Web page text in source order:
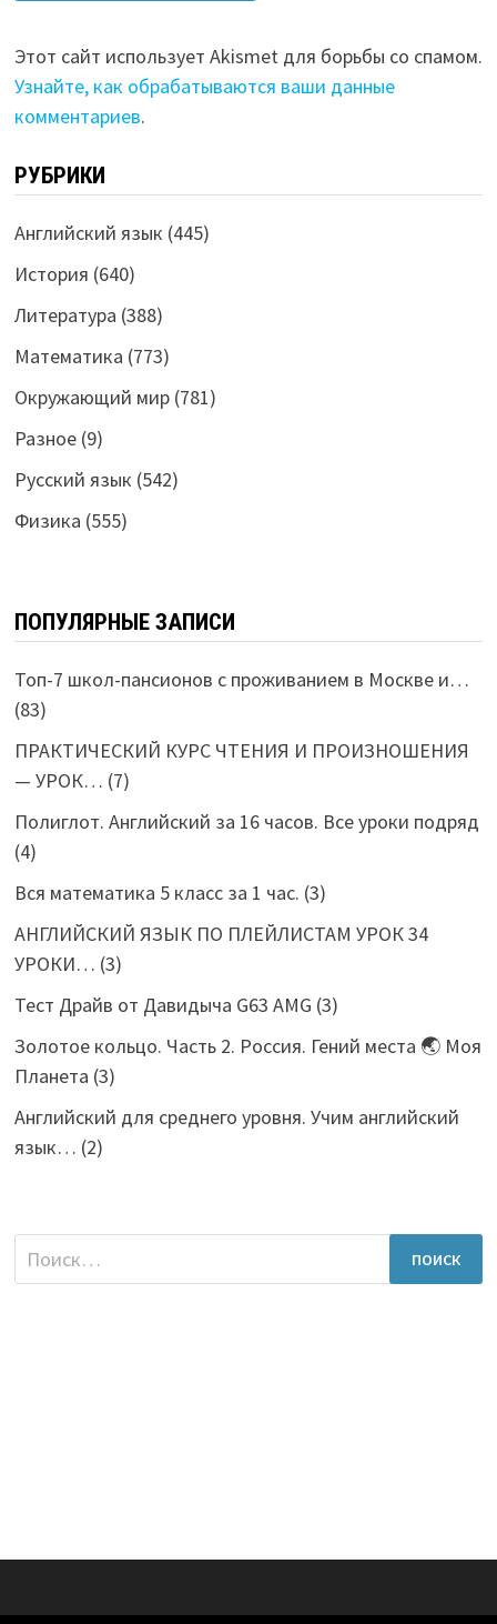
Этот сайт использует Akismet для борьбы со спамом.
Узнайте, как обрабатываются ваши данные
комментариев.
РУБРИКИ
Английский язык (445)
История (640)
Литература (388)
Математика (773)
Окружающий мир(781)
Разное(9)
Русский язык (542)
Физика (555)
ПОПУЛЯРНЫЕ ЗАПИСИ
Топ-7 школ-пансионов с проживанием в Москве и…
(83)
ПРАКТИЧЕСКИЙ КУРС ЧТЕНИЯ И ПРОИЗНОШЕНИЯ
— УРОК… (7)
Полиглот. Английский за 16 часов. Все уроки подряд
(4)
Вся математика 5 класс за 1 час. (3)
АНГЛИЙСКИЙ ЯЗЫК ПО ПЛЕЙЛИСТАМ УРОК 34
УРОКИ… (3)
Тест Драйв от Давидыча G63 AMG (3)
Золотое кольцо. Часть 2. Россия. Гений места 🌏 Моя
Планета (3)
Английский для среднего уровня. Учим английский
язык… (2)
Найти: